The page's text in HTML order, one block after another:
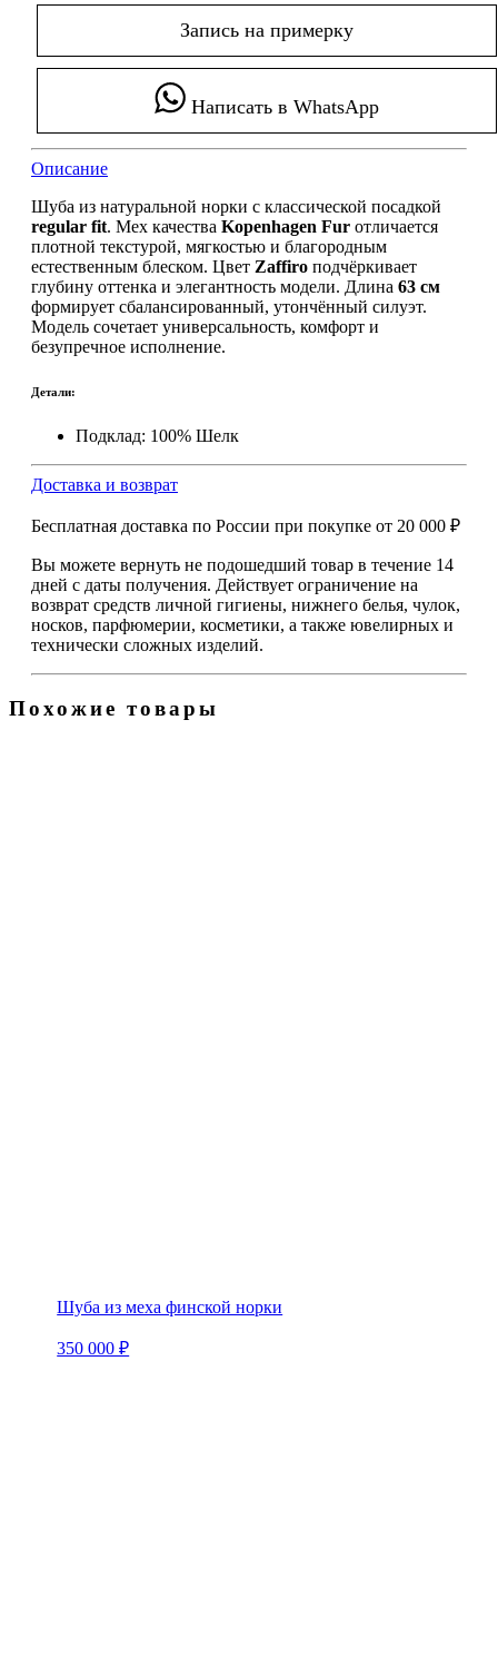
Запись на примерку
Написать в WhatsApp
Описание
Шуба из натуральной норки с классической посадкой
regular fit. Мех качества Kopenhagen Fur отличается
плотной текстурой, мягкостью и благородным
естественным блеском. Цвет Zaffiro подчёркивает
глубину оттенка и элегантность модели. Длина 63 см
формирует сбалансированный, утончённый силуэт.
Модель сочетает универсальность, комфорт и
безупречное исполнение.
Детали:
Подклад: 100% Шелк
Доставка и возврат
Бесплатная доставка по России при покупке от 20 000 ₽
Вы можете вернуть не подошедший товар в течение 14
дней с даты получения. Действует ограничение на
возврат средств личной гигиены, нижнего белья, чулок,
носков, парфюмерии, косметики, а также ювелирных и
технически сложных изделий.
Похожие товары
Шуба из меха финской норки
350 000 ₽